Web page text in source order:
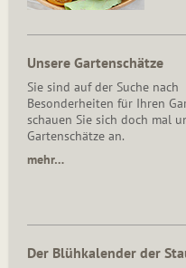
Unsere Gartenschätze
Sie sind auf der Suche nach
Besonderheiten für Ihren
schauen Sie sich doch mal
Gartenschätze an.
mehr…
Der Blühkalender der